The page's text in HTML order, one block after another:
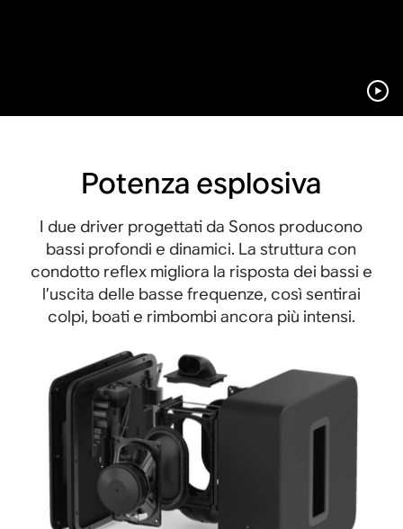
Potenza esplosiva
I due driver progettati da Sonos producono
bassi profondi e dinamici. La struttura con
condotto reflex migliora la risposta dei bassi e
l’uscita delle basse frequenze, così sentirai
colpi, boati e rimbombi ancora più intensi.